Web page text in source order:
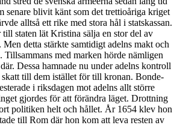
senare blivit känt som det trettioåriga kriget
alltså ett rike med stora hål i statskassan.
staten lät Kristina sälja en stor del av
detta stärkte samtidigt adelns makt och
Tillsammans med marken hörde nämligen
Dessa hamnade nu under adelns kontroll
skatt till dem istället för till kronan. Bonde-
i riksdagen mot adelns allt större
gjordes för att förändra läget. Drottning
politiken helt och hållet. År 1654 klev hon
till Rom där hon kom att leva resten av